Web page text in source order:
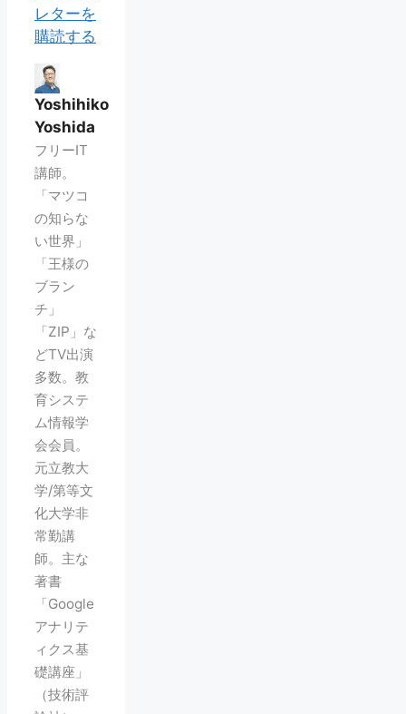
レターを
購読する
Yoshihiko
Yoshida
フリーIT
講師。
「マツコ
の知らな
い世界」
「王様の
ブラン
チ」
「ZIP」な
どTV出演
多数。教
育システ
ム情報学
会会員。
元立教大
学/第等文
化大学非
常勤講
師。主な
著書
「Google
アナリテ
ィクス基
礎講座」
（技術評